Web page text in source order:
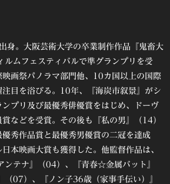
身。大阪芸術大学の卒業制作作品『鬼畜大
ルムフェスティバルで準グランプリを受
画祭パノラマ部門他、10カ国以上の国際
注目を浴びる。10年、『海炭市叙景』がシ
プリ及び最優秀俳優賞をはじめ、ドーヴ
などを受賞。その後も『私の男』（14）
秀作品賞と最優秀男優賞の二冠を達成
本映画大賞も獲得した。他監督作品は、
ンテナ』（04）、『青春☆金属バット』
（07）、『ノン子36歳（家事手伝い）』